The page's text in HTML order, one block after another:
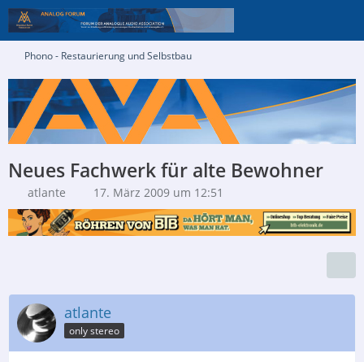
Phono - Restaurierung und Selbstbau
Neues Fachwerk für alte Bewohner
atlante 17. März 2009 um 12:51
atlante
only stereo